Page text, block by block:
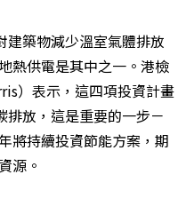
建築物減少溫室氣體排放
熱供電是其中之一。港檢
）表示，這四項投資計畫
排放，這是重要的一步－
將持續投資節能方案，期
源。